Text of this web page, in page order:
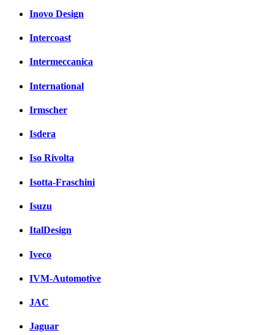
Inovo Design
Intercoast
Intermeccanica
International
Irmscher
Isdera
Iso Rivolta
Isotta-Fraschini
Isuzu
ItalDesign
Iveco
IVM-Automotive
JAC
Jaguar